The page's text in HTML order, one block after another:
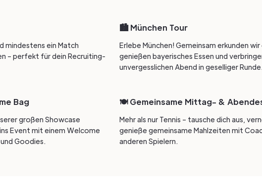
mindestens ein Match
– perfekt für dein Recruiting-
🏙️ München Tour
Erlebe München! Gemeinsam erkunden wir
genießen bayerisches Essen und
unvergesslichen Abend in geselliger Runde.
Bag
großen Showcase
Event mit einem Welcome
Goodies.
🍽️ Gemeinsame Mittag- &
Mehr als nur Tennis – tausche dich aus,
genieße gemeinsame Mahlzeiten mit
anderen Spielern.